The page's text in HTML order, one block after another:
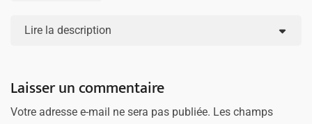
Lire la description
Laisser un commentaire
Votre adresse e-mail ne sera pas publiée. Les champs